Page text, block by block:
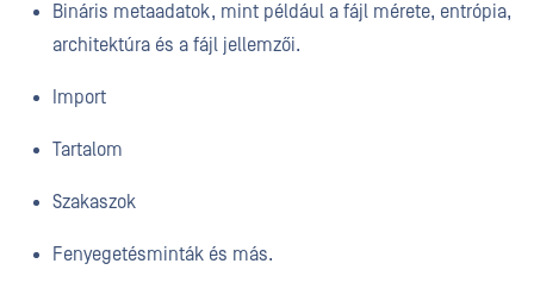
Bináris metaadatok, mint például a fájl mérete, entrópia,
architektúra és a fájl jellemzői.
Import
Tartalom
Szakaszok
Fenyegetésminták és más.